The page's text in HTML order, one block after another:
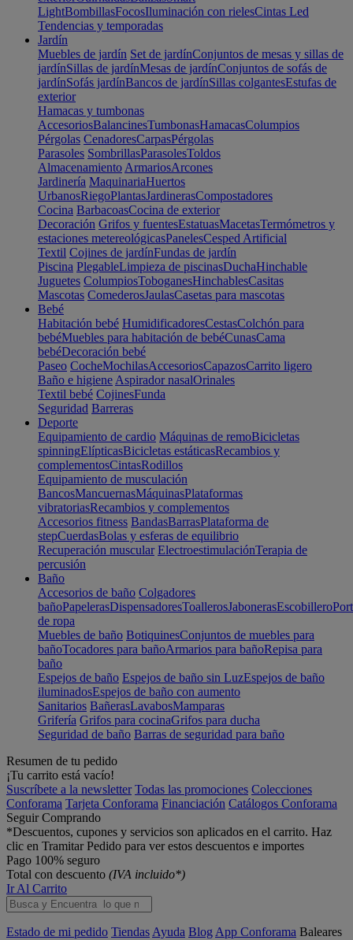
LightBombillasFocosIluminación con rielesCintas Led
Tendencias y temporadas
Jardín
Muebles de jardín Set de jardínConjuntos de mesas y sillas de
jardínSillas de jardínMesas de jardínConjuntos de sofás de
jardínSofás jardínBancos de jardínSillas colgantesEstufas de
exterior
Hamacas y tumbonas
AccesoriosBalancinesTumbonasHamacasColumpios
Pérgolas CenadoresCarpasPérgolas
Parasoles SombrillasParasolesToldos
Almacenamiento ArmariosArcones
Jardinería MaquinariaHuertos
UrbanosRiegoPlantasJardinerasCompostadores
Cocina BarbacoasCocina de exterior
Decoración Grifos y fuentesEstatuasMacetasTermómetros y
estaciones metereológicasPanelesCesped Artificial
Textil Cojines de jardínFundas de jardín
Piscina PlegableLimpieza de piscinasDuchaHinchable
Juguetes ColumpiosToboganesHinchablesCasitas
Mascotas ComederosJaulasCasetas para mascotas
Bebé
Habitación bebé HumidificadoresCestasColchón para
bebéMuebles para habitación de bebéCunasCama
bebéDecoración bebé
Paseo CocheMochilasAccesoriosCapazosCarrito ligero
Baño e higiene Aspirador nasalOrinales
Textil bebé CojinesFunda
Seguridad Barreras
Deporte
Equipamiento de cardio Máquinas de remoBicicletas
spinningElípticasBicicletas estáticasRecambios y
complementosCintasRodillos
Equipamiento de musculación
BancosMancuernasMáquinasPlataformas
vibratoriasRecambios y complementos
Accesorios fitness BandasBarrasPlataforma de
stepCuerdasBolas y esferas de equilibrio
Recuperación muscular ElectroestimulaciónTerapia de
percusión
Baño
Accesorios de baño Colgadores
bañoPapelerasDispensadoresToallerosJabonerasEscobillero
de ropa
Muebles de baño BotiquinesConjuntos de muebles para
bañoTocadores para bañoArmarios para bañoRepisa para
baño
Espejos de baño Espejos de baño sin LuzEspejos de baño
iluminadosEspejos de baño con aumento
Sanitarios BañerasLavabosMamparas
Grifería Grifos para cocinaGrifos para ducha
Seguridad de baño Barras de seguridad para baño
Resumen de tu pedido
¡Tu carrito está vacío!
Suscríbete a la newsletter Todas las promociones Colecciones
Conforama Tarjeta Conforama Financiación Catálogos Conforama
Seguir Comprando
*Descuentos, cupones y servicios son aplicados en el carrito. Haz
clic en Tramitar Pedido para ver estos descuentos e importes
Pago 100% seguro
Total con descuento (IVA incluido*)
Ir Al Carrito
Estado de mi pedido Tiendas Ayuda Blog App Conforama Baleares